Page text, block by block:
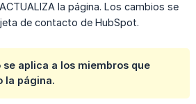
la página. Los cambios se
de contacto de HubSpot.
se aplica a los miembros que
la página.